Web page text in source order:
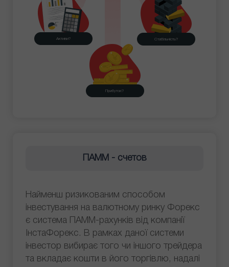
Активи?
Прибуток?
Стабільність?
ПАММ - счетов
Найменш ризикованим способом
інвестування на валютному ринку Форекс
є система ПАММ-рахунків від компанії
ІнстаФорекс. В рамках даної системи
інвестор вибирає того чи іншого трейдера
та вкладає кошти в його торгівлю, надалі